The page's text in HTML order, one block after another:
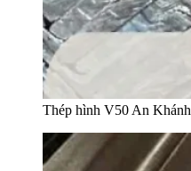
Thép hình V50 An